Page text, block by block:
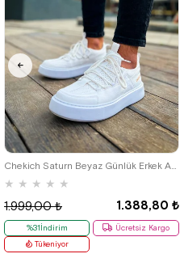
★ ★ ★ ★ ★
1.388,80 ₺
1.999,00 ₺
%31İndirim
Ücretsiz Kargo
Tükeniyor
40 42